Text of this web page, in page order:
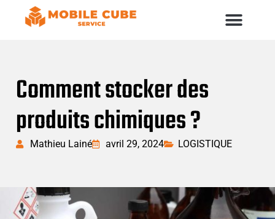
Comment stocker des
produits chimiques ?
Mathieu Lainé avril 29, 2024 LOGISTIQUE